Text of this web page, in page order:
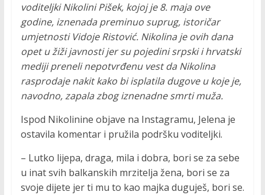
voditeljki Nikolini Pišek, kojoj je 8. maja ove
godine, iznenada preminuo suprug, istoričar
umjetnosti Vidoje Ristović. Nikolina je ovih dana
opet u žiži javnosti jer su pojedini srpski i hrvatski
mediji preneli nepotvrđenu vest da Nikolina
rasprodaje nakit kako bi isplatila dugove u koje je,
navodno, zapala zbog iznenadne smrti muža.
Ispod Nikolinine objave na Instagramu, Jelena je
ostavila komentar i pružila podršku voditeljki.
– Lutko lijepa, draga, mila i dobra, bori se za sebe
u inat svih balkanskih mrzitelja žena, bori se za
svoje dijete jer ti mu to kao majka duguješ, bori se.